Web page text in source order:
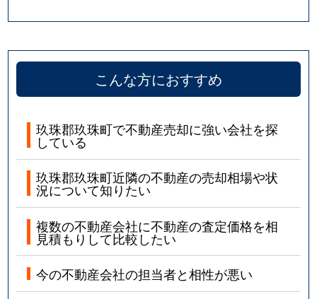
こんな方におすすめ
玖珠郡玖珠町で不動産売却に強い会社を探
している
玖珠郡玖珠町近隣の不動産の売却相場や状
況について知りたい
複数の不動産会社に不動産の査定価格を相
見積もりして比較したい
今の不動産会社の担当者と相性が悪い